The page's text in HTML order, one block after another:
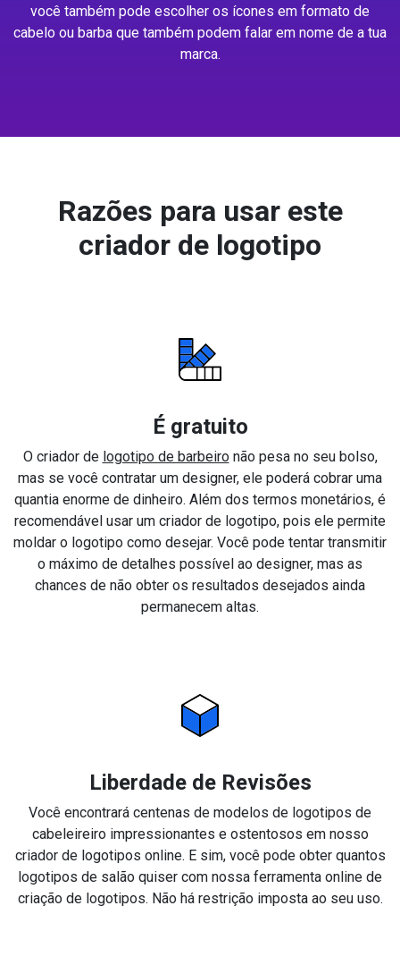
você também pode escolher os ícones em formato de
cabelo ou barba que também podem falar em nome de a tua
marca.
Razões para usar este
criador de logotipo
É gratuito
O criador de logotipo de barbeironão pesa no seu bolso,
mas se você contratar um designer, ele poderá cobrar uma
quantia enorme de dinheiro. Além dos termos monetários, é
recomendável usar um criador de logotipo, pois ele permite
moldar o logotipo como desejar. Você pode tentar transmitir
o máximo de detalhes possível ao designer, mas as
chances de não obter os resultados desejados ainda
permanecem altas.
Liberdade de Revisões
Você encontrará centenas de modelos de logotipos de
cabeleireiro impressionantes e ostentosos em nosso
criador de logotipos online. E sim, você pode obter quantos
logotipos de salão quiser com nossa ferramenta online de
criação de logotipos. Não há restrição imposta ao seu uso.